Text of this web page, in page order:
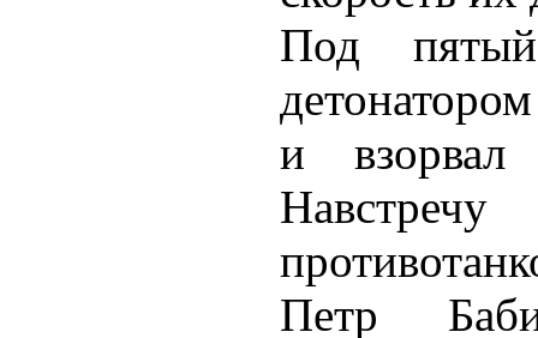
Под
и
Петр